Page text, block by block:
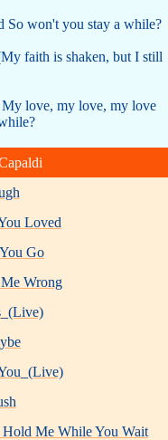
So won't you stay a while?
faith is shaken, but I still
love, my love, my love
Loved
Go
Wrong
Me While You Wait